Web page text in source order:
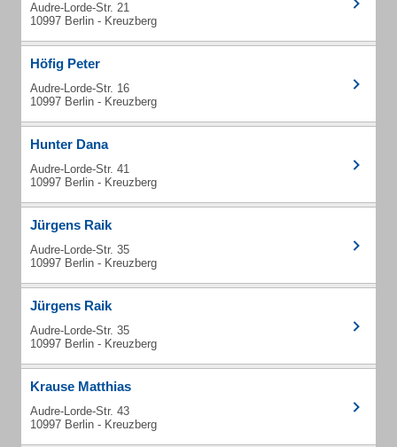
Audre-Lorde-Str. 21
10997 Berlin - Kreuzberg
Höfig Peter
Audre-Lorde-Str. 16
10997 Berlin - Kreuzberg
Hunter Dana
Audre-Lorde-Str. 41
10997 Berlin - Kreuzberg
Jürgens Raik
Audre-Lorde-Str. 35
10997 Berlin - Kreuzberg
Jürgens Raik
Audre-Lorde-Str. 35
10997 Berlin - Kreuzberg
Krause Matthias
Audre-Lorde-Str. 43
10997 Berlin - Kreuzberg